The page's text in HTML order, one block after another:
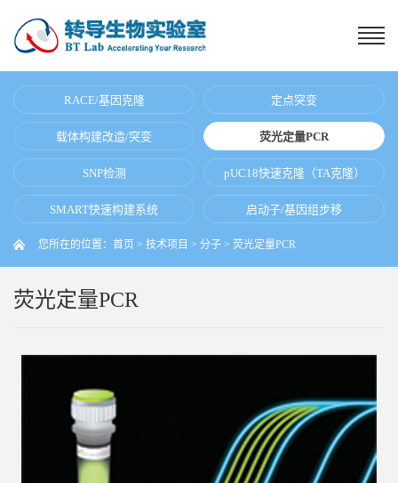
RACE/基因克隆 定点突变
载体构建改造/突变 荧光定量PCR
SNP检测 pUC18快速克隆（TA克隆）
SMART快速构建系统 启动子/基因组步移
您所在的位置： 首页 > 技术项目 > 分子 > 荧光定量PCR
荧光定量PCR